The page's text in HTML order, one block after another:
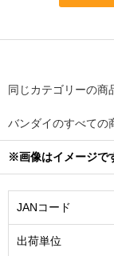
同じカテゴリーの商
バンダイのすべての
※画像はイメージで
JANコード
出荷単位